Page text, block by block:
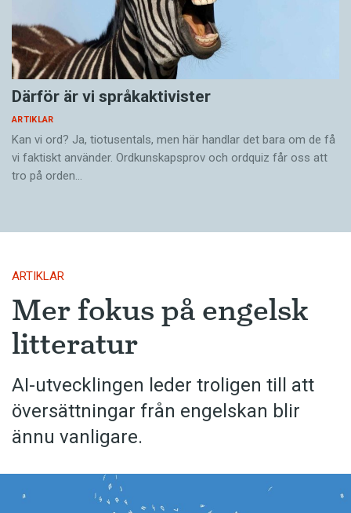
Därför är vi språkaktivister
ARTIKLAR
Kan vi ord? Ja, tiotusentals, men här handlar det bara om de få
vi faktiskt använder. Ordkunskapsprov och ordquiz får oss att
tro på orden…
ARTIKLAR
Mer fokus på engelsk
litteratur
AI-utvecklingen leder troligen till att
översättningar från engelskan blir
ännu vanligare.